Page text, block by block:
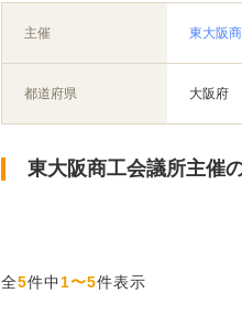
主催 東大阪
都道府県 大阪府
東大阪商工会議所主催
全5件中1〜5件表示